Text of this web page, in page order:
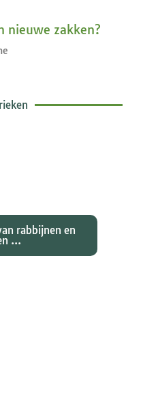
nieuwe zakken?
rabbijnen en
...